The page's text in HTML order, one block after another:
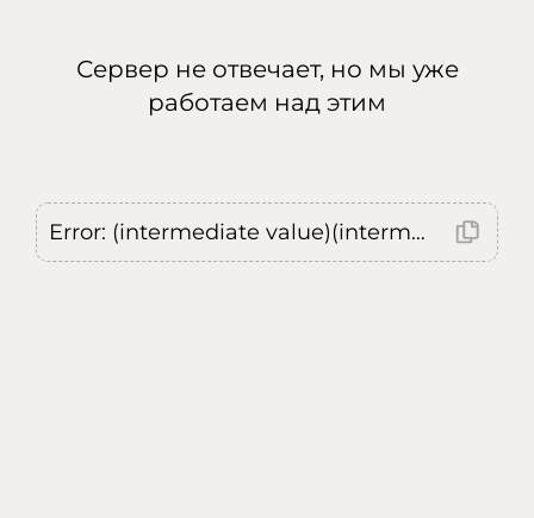
Сервер не отвечает, но мы уже
работаем над этим
Error: (intermediate value)(intermediate value)(intermediate value).replaceAll is not a function